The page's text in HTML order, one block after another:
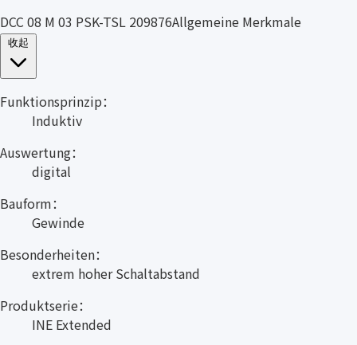
DCC 08 M 03 PSK-TSL 209876Allgemeine Merkmale
Funktionsprinzip：
Induktiv
Auswertung：
digital
Bauform：
Gewinde
Besonderheiten：
extrem hoher Schaltabstand
Produktserie：
INE Extended